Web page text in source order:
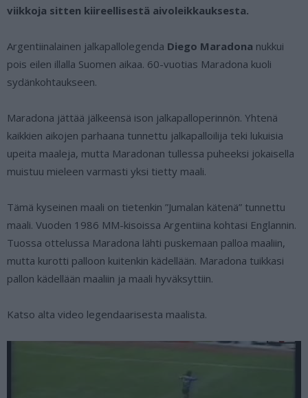
viikkoja sitten kiireellisestä aivoleikkauksesta.
Argentiinalainen jalkapallolegenda Diego Maradona nukkui
pois eilen illalla Suomen aikaa. 60-vuotias Maradona kuoli
sydänkohtaukseen.
Maradona jättää jälkeensä ison jalkapalloperinnön. Yhtenä
kaikkien aikojen parhaana tunnettu jalkapalloilija teki lukuisia
upeita maaleja, mutta Maradonan tullessa puheeksi jokaisella
muistuu mieleen varmasti yksi tietty maali.
Tämä kyseinen maali on tietenkin ”Jumalan kätenä” tunnettu
maali. Vuoden 1986 MM-kisoissa Argentiina kohtasi Englannin.
Tuossa ottelussa Maradona lähti puskemaan palloa maaliin,
mutta kurotti palloon kuitenkin kädellään. Maradona tuikkasi
pallon kädellään maaliin ja maali hyväksyttiin.
Katso alta video legendaarisesta maalista.